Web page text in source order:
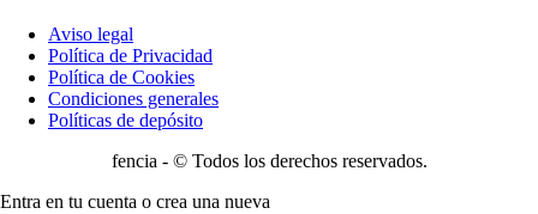
Aviso legal
Política de Privacidad
Política de Cookies
Condiciones generales
Políticas de depósito
fencia - © Todos los derechos reservados.
Entra en tu cuenta o crea una nueva